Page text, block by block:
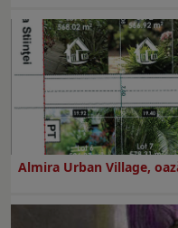
Almira Urban Village,